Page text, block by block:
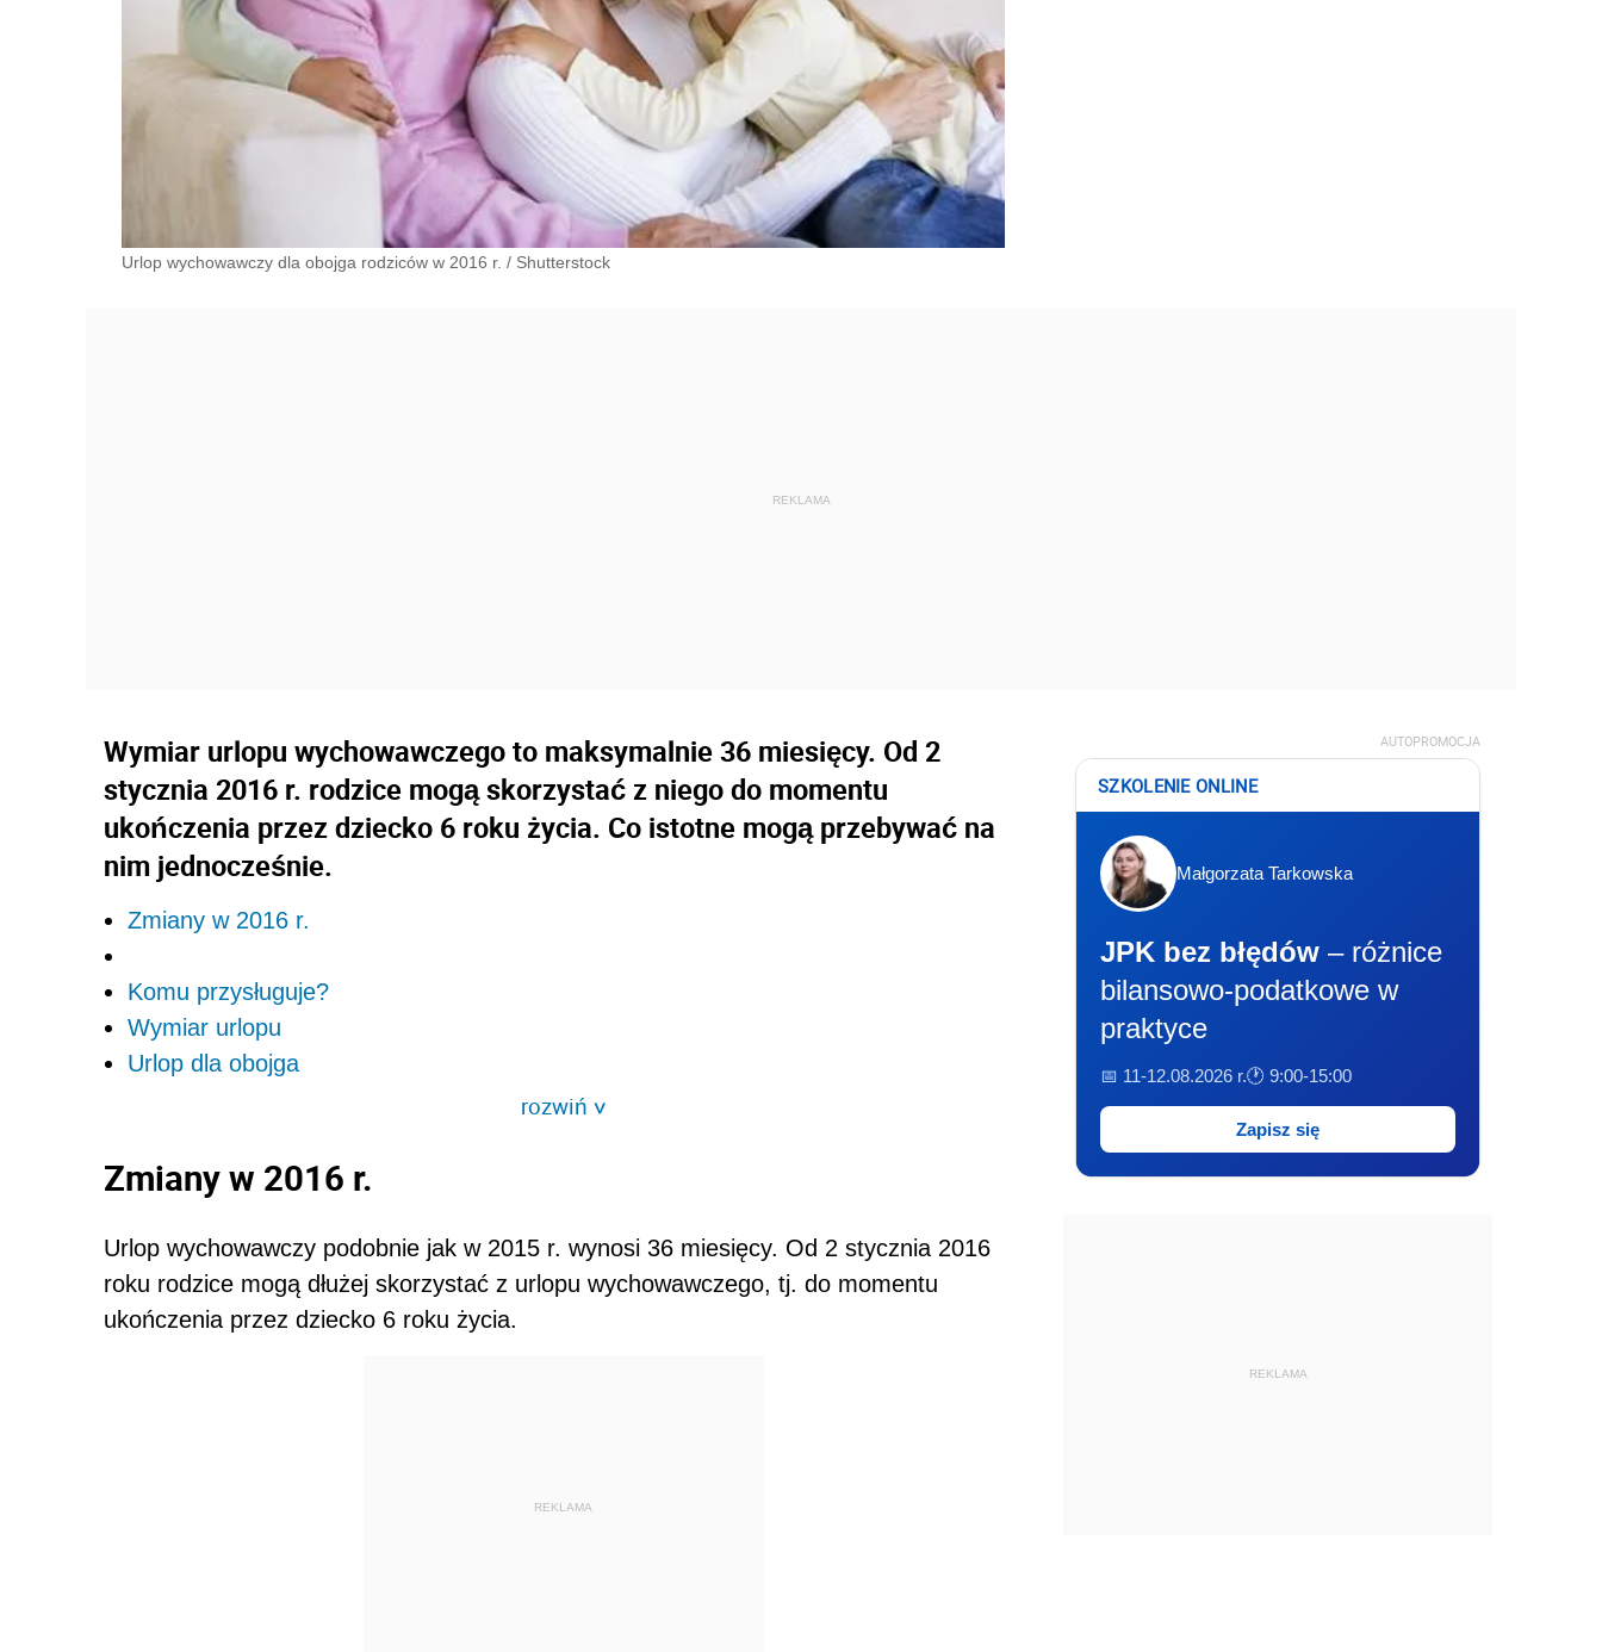
Urlop wychowawczy dla obojga rodziców w 2016 r. / Shutterstock
Wymiar urlopu wychowawczego to maksymalnie 36 miesięcy. Od 2
stycznia 2016 r. rodzice mogą skorzystać z niego do momentu
ukończenia przez dziecko 6 roku życia. Co istotne mogą przebywać na
nim jednocześnie.
Zmiany w 2016 r.
Komu przysługuje?
Wymiar urlopu
Urlop dla obojga
rozwiń>
Zmiany w 2016 r.
Urlop wychowawczy podobnie jak w 2015 r. wynosi 36 miesięcy. Od 2 stycznia 2016
roku rodzice mogą dłużej skorzystać z urlopu wychowawczego, tj. do momentu
ukończenia przez dziecko 6 roku życia.
REKLAMA
AUTOPROMOCJA
SZKOLENIE ONLINE
Małgorzata Tarkowska
JPK bez błędów – różnice
bilansowo-podatkowe w
praktyce
📅 11-12.08.2026 r.🕐 9:00-15:00
Zapisz się
REKLAMA